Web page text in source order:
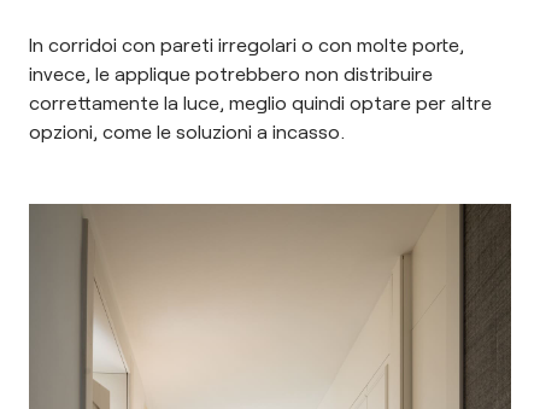
In corridoi con pareti irregolari o con molte porte,
invece, le applique potrebbero non distribuire
correttamente la luce, meglio quindi optare per altre
opzioni, come le soluzioni a incasso.